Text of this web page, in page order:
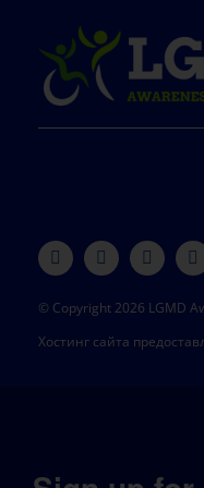
© Copyright 2026 LGMD
Хостинг сайта